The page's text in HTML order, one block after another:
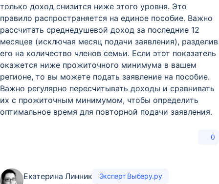
только доход снизится ниже этого уровня. Это
правило распространяется на единое пособие. Важно
рассчитать среднедушевой доход за последние 12
месяцев (исключая месяц подачи заявления), разделив
его на количество членов семьи. Если этот показатель
окажется ниже прожиточного минимума в вашем
регионе, то вы можете подать заявление на пособие.
Важно регулярно пересчитывать доходы и сравнивать
их с прожиточным минимумом, чтобы определить
оптимальное время для повторной подачи заявления.
0
Екатерина Линник
Эксперт Выберу.ру